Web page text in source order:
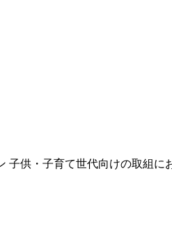
子供・子育て世代向けの取組に